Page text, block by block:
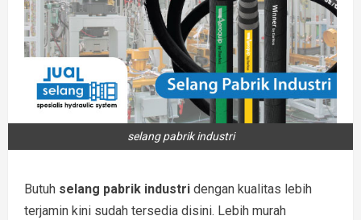
selang pabrik industri
Butuh selang pabrik industri dengan kualitas lebih
terjamin kini sudah tersedia disini. Lebih murah